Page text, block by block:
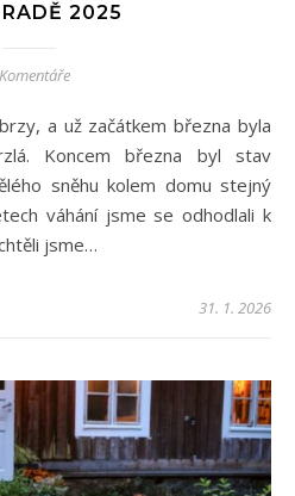
2025
Koncem března byl stav
sněhu kolem domu stejný
váhání jsme se odhodlali k
jsme…
31. 1. 2026